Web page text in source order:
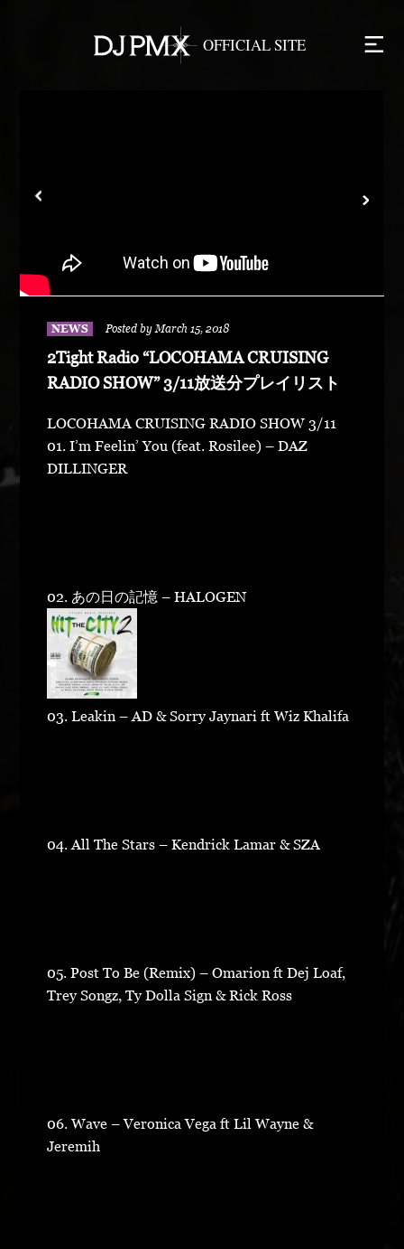
NEWS Posted by March 15, 2018
2Tight Radio “LOCOHAMA CRUISING
RADIO SHOW” 3/11放送分プレイリスト
LOCOHAMA CRUISING RADIO SHOW 3/11
01. I’m Feelin’ You (feat. Rosilee) – DAZ
DILLINGER
02. あの日の記憶 – HALOGEN
03. Leakin – AD & Sorry Jaynari ft Wiz Khalifa
04. All The Stars – Kendrick Lamar & SZA
05. Post To Be (Remix) – Omarion ft Dej Loaf,
Trey Songz, Ty Dolla Sign & Rick Ross
06. Wave – Veronica Vega ft Lil Wayne &
Jeremih